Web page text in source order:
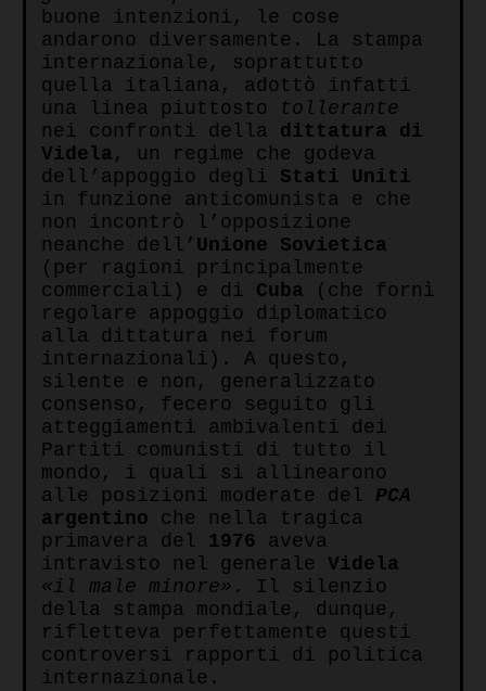
buone intenzioni, le cose
andarono diversamente. La stampa
internazionale, soprattutto
quella italiana, adottò infatti
una linea piuttosto
tollerante
nei confronti della dittatura di
Videla , un regime che godeva
dell’appoggio degli Stati Uniti
in funzione anticomunista e che
non incontrò l’opposizione
neanche dell’ Unione Sovietica
(per ragioni principalmente
commerciali) e di Cuba (che fornì
regolare appoggio diplomatico
alla dittatura nei forum
internazionali). A questo,
silente e non, generalizzato
consenso, fecero seguito gli
atteggiamenti ambivalenti dei
Partiti comunisti di tutto il
mondo, i quali si allinearono
alle posizioni moderate del PCA
argentino che nella tragica
primavera del 1976 aveva
intravisto nel generale Videla
«il male minore» . Il silenzio
della stampa mondiale, dunque,
rifletteva perfettamente questi
controversi rapporti di politica
internazionale.